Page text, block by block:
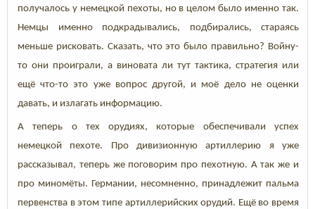
получалось у немецкой пехоты, но в целом было именно так.
Немцы именно подкрадывались, подбирались, стараясь
меньше рисковать. Сказать, что это было правильно? Войну-
то они проиграли, а виновата ли тут тактика, стратегия или
ещё что-то это уже вопрос другой, и моё дело не оценки
давать, и излагать информацию.
А теперь о тех орудиях, которые обеспечивали успех
немецкой пехоте. Про дивизионную артиллерию я уже
рассказывал, теперь же поговорим про пехотную. А так же и
про миномёты. Германии, несомненно, принадлежит пальма
первенства в этом типе артиллерийских орудий. Ещё во время